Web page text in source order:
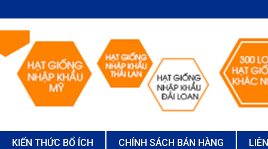
KIẾN THỨC BỔ ÍCH CHÍNH SÁCH BÁN HÀNG